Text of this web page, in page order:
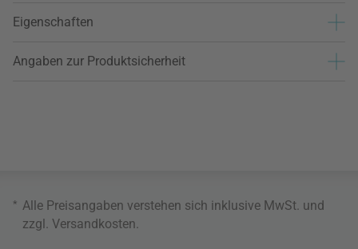
Eigenschaften
Angaben zur Produktsicherheit
* Alle Preisangaben verstehen sich inklusive MwSt. und
zzgl. Versandkosten